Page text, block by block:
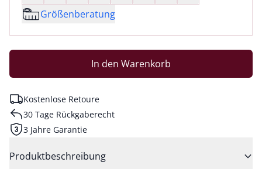
Größenberatung
In den Warenkorb
Kostenlose Retoure
30 Tage Rückgaberecht
3 Jahre Garantie
Produktbeschreibung